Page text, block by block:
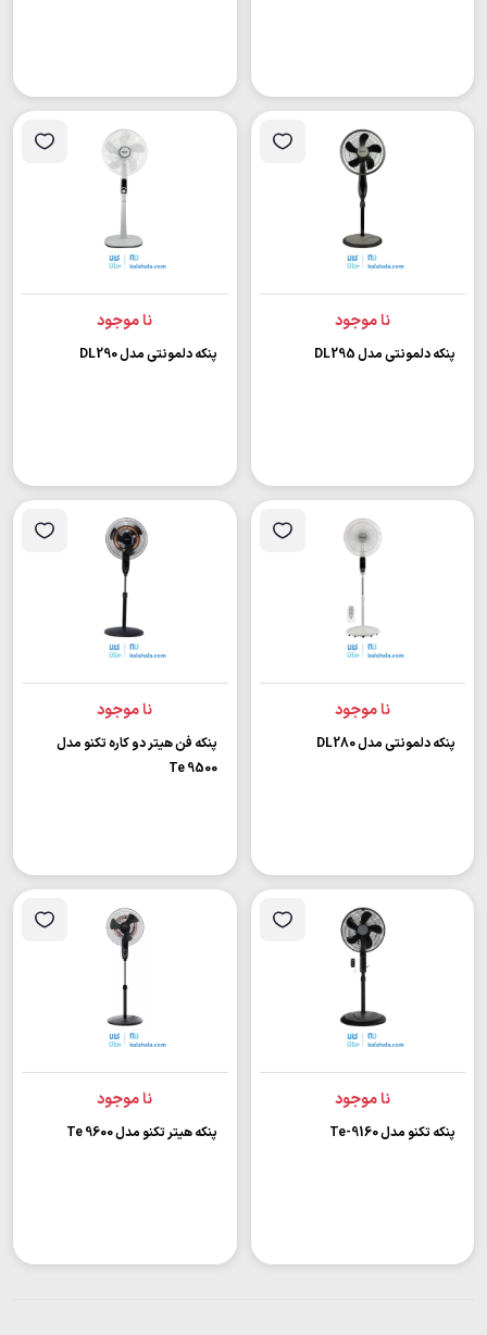
نا موجود
پنکه دلمونتی مدل DL295
نا موجود
پنکه دلمونتی مدل DL290
نا موجود
پنکه دلمونتی مدل DL280
نا موجود
پنکه فن هیتر دو کاره تکنو مدل
Te 9500
نا موجود
پنکه تکنو مدل Te-9160
نا موجود
پنکه هیتر تکنو مدل Te 9600